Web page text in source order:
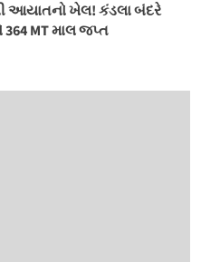
આયાતનો ખેલ! કંડલા બંદરે
364 MT માલ જપ્ત